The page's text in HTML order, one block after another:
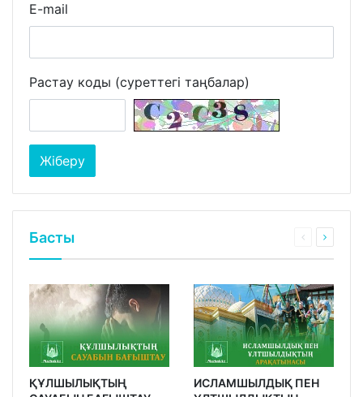
E-mail
Растау коды (суреттегі таңбалар)
Басты
ҚҰЛШЫЛЫҚТЫҢ
ИСЛАМШЫЛДЫҚ ПЕН